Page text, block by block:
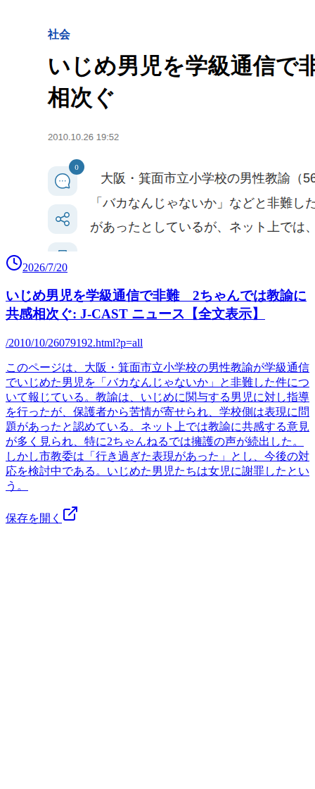
2026/7/20
いじめ男児を学級通信で非難 2ちゃんでは教諭に
共感相次ぐ: J-CAST ニュース【全文表示】
/2010/10/26079192.html?p=all
このページは、大阪・箕面市立小学校の男性教諭が学級通信
でいじめた男児を「バカなんじゃないか」と非難した件につ
いて報じている。教諭は、いじめに関与する男児に対し指導
を行ったが、保護者から苦情が寄せられ、学校側は表現に問
題があったと認めている。ネット上では教諭に共感する意見
が多く見られ、特に2ちゃんねるでは擁護の声が続出した。
しかし市教委は「行き過ぎた表現があった」とし、今後の対
応を検討中である。いじめた男児たちは女児に謝罪したとい
う。
保存を開く